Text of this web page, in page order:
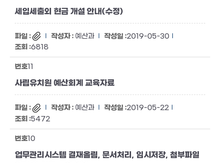
세입세출외 현금 개설 안내(수정)
예산과
2019-05-30
6818
11
사립유치원 예산회계 교육자료
예산과
2019-05-22
5472
10
업무관리시스템 결재올림, 문서처리, 임시저장, 첨부파일